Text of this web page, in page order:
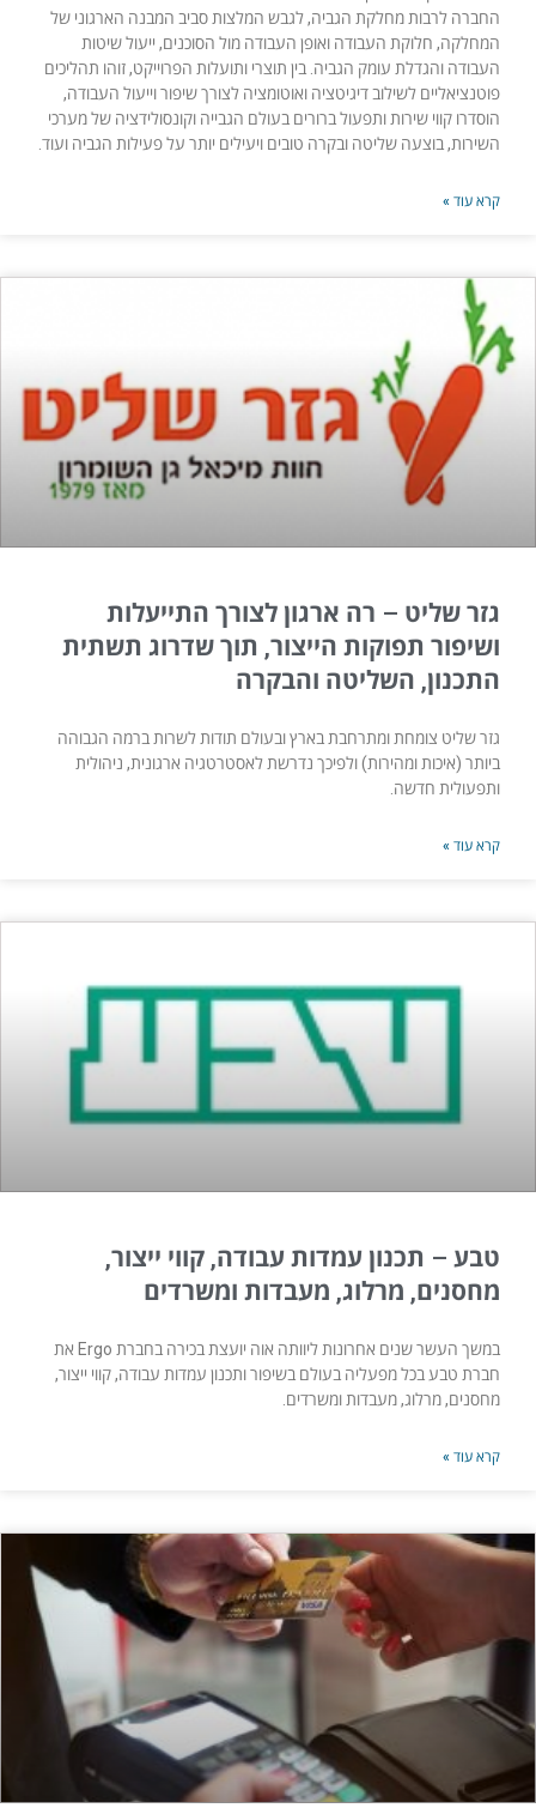
החברה לרבות מחלקת הגביה, לגבש המלצות סביב המבנה הארגוני של
המחלקה, חלוקת העבודה ואופן העבודה מול הסוכנים, ייעול שיטות
העבודה והגדלת עומק הגביה. בין תוצרי ותועלות הפרוייקט, זוהו תהליכים
פוטנציאליים לשילוב דיגיטציה ואוטומציה לצורך שיפור וייעול העבודה,
הוסדרו קווי שירות ותפעול ברורים בעולם הגבייה וקונסולידציה של מערכי
השירות, בוצעה שליטה ובקרה טובים ויעילים יותר על פעילות הגביה ועוד.
קרא עוד »
גזר שליט – רה ארגון לצורך התייעלות
ושיפור תפוקות הייצור, תוך שדרוג תשתית
התכנון, השליטה והבקרה
גזר שליט צומחת ומתרחבת בארץ ובעולם תודות לשרות ברמה הגבוהה
ביותר (איכות ומהירות) ולפיכך נדרשת לאסטרטגיה ארגונית, ניהולית
ותפעולית חדשה.
קרא עוד »
טבע – תכנון עמדות עבודה, קווי ייצור,
מחסנים, מרלוג, מעבדות ומשרדים
במשך העשר שנים אחרונות ליוותה אוה יועצת בכירה בחברת Ergo את
חברת טבע בכל מפעליה בעולם בשיפור ותכנון עמדות עבודה, קווי ייצור,
מחסנים, מרלוג, מעבדות ומשרדים.
קרא עוד »